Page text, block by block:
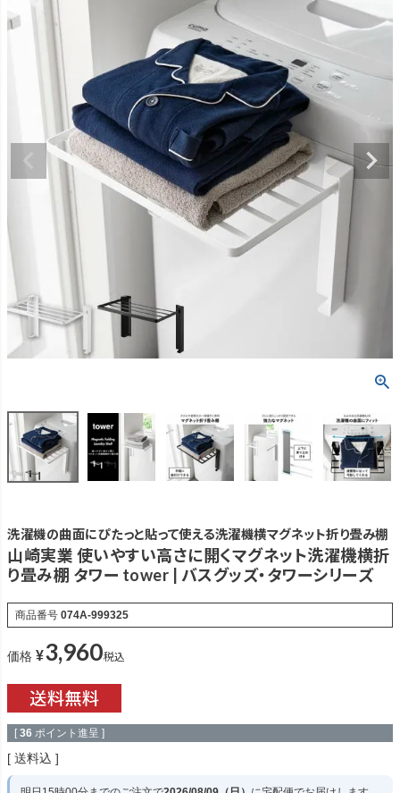
洗濯機の曲面にぴたっと貼って使える洗濯機横マグネット折り畳み棚
山崎実業 使いやすい高さに開くマグネット洗濯機横折
り畳み棚 タワー tower | バスグッズ・タワーシリーズ
商品番号 074A-999325
価格 ¥3,960税込
[ 36 ポイント進呈 ]
送料込